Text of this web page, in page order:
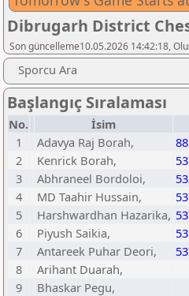
Dibrugarh District
Son güncelleme10.05.2026 14:42:18,
Sporcu Ara
Başlangıç Sıralaması
No. İsim
1
Adavya Raj Borah,
2
Kenrick Borah,
3
Abhraneel Bordoloi,
4
MD Taahir Hussain,
5
Harshwardhan Hazarika,
6
Piyush Saikia,
7
Antareek Puhar Deori,
8
Arihant Duarah,
9
Bhaskar Pegu,